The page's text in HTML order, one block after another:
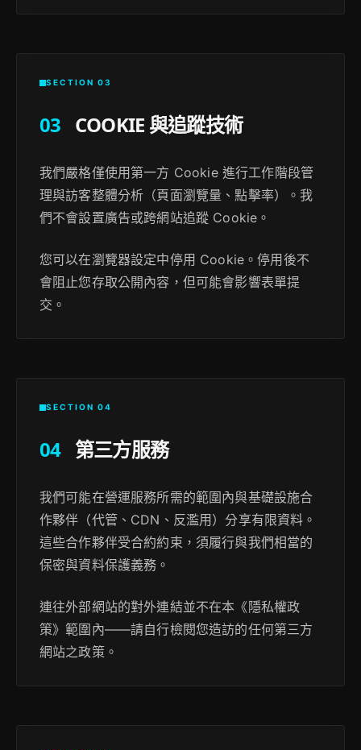
SECTION 03
03 COOKIE 與追蹤技術
我們嚴格僅使用第一方 Cookie 進行工作階段管
理與訪客整體分析（頁面瀏覽量、點擊率）。我
們不會設置廣告或跨網站追蹤 Cookie。
您可以在瀏覽器設定中停用 Cookie。停用後不
會阻止您存取公開內容，但可能會影響表單提
交。
SECTION 04
04 第三方服務
我們可能在營運服務所需的範圍內與基礎設施合
作夥伴（代管、CDN、反濫用）分享有限資料。
這些合作夥伴受合約約束，須履行與我們相當的
保密與資料保護義務。
連往外部網站的對外連結並不在本《隱私權政
策》範圍內——請自行檢閱您造訪的任何第三方
網站之政策。